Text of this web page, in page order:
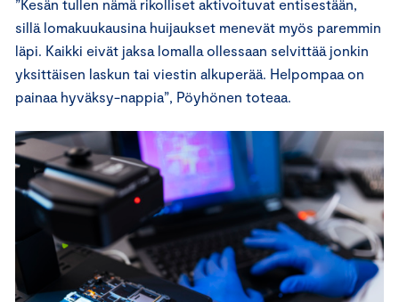
”Kesän tullen nämä rikolliset aktivoituvat entisestään,
sillä lomakuukausina huijaukset menevät myös paremmin
läpi. Kaikki eivät jaksa lomalla ollessaan selvittää jonkin
yksittäisen laskun tai viestin alkuperää. Helpompaa on
painaa hyväksy-nappia”, Pöyhönen toteaa.